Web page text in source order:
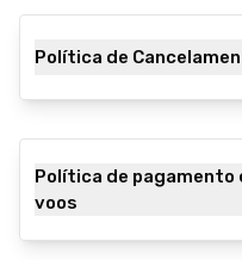
Política de
Política de pagamento
voos